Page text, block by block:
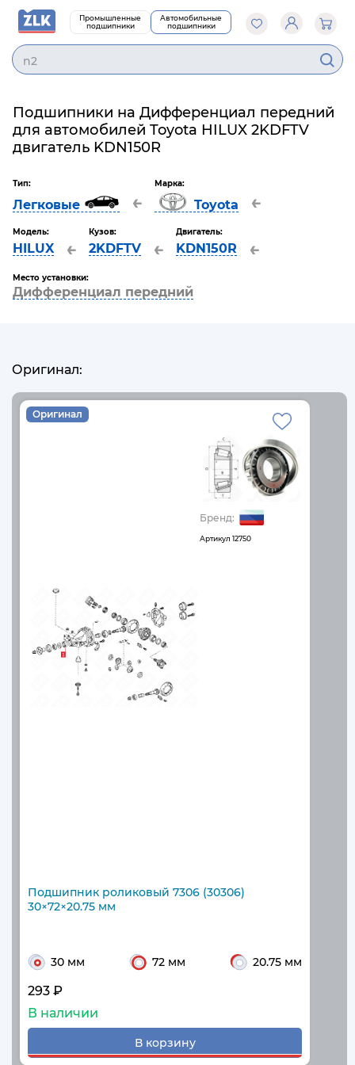
Промышленные
подшипники
Автомобильные
подшипники
n20
Подшипники на Дифференциал передний
для автомобилей Toyota HILUX 2KDFTV
двигатель KDN150R
Тип:
Легковые ←
Марка:
Toyota ←
Модель:
HILUX ←
Кузов:
2KDFTV ←
Двигатель:
KDN150R ←
Место установки:
Дифференциал передний
Оригинал:
Оригинал
Бренд:
Артикул 12750
Подшипник роликовый 7306 (30306)
30×72×20.75 мм
30 мм 72 мм 20.75 мм
293 ₽
В наличии
В корзину